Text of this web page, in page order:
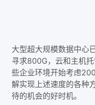
大型超大规模数据中心
寻求800G，云和主机
些企业环境开始考虑
解实现上述速度的各种
待的机会的好时机。